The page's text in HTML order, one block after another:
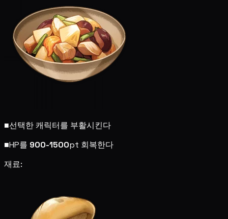
■선택한 캐릭터를 부활시킨다
■HP를 900-1500pt 회복한다
재료: